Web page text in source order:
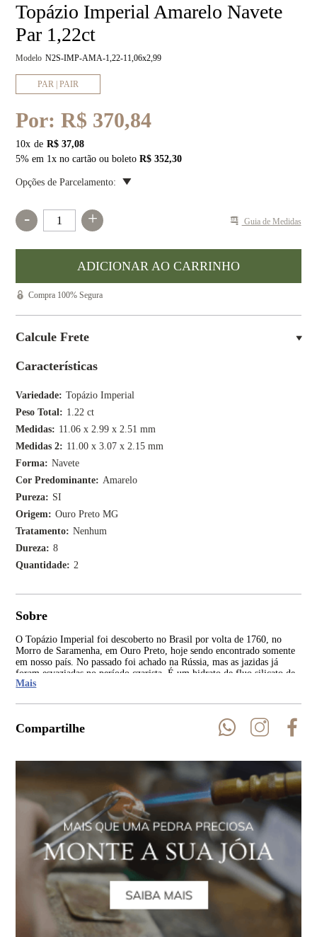
Características
Variedade
Topázio Imperial
Peso Total
1.22 ct
Medidas
11.06 x 2.99 x 2.51 mm
Medidas 2
11.00 x 3.07 x 2.15 mm
Forma
Navete
Cor Predominante
Amarelo
Pureza
SI
Origem
Ouro Preto MG
Tratamento
Nenhum
Dureza
8
Quantidade
2
Sobre
O Topázio Imperial foi descoberto no Brasil por volta de 1760, no
Morro de Saramenha, em Ouro Preto, hoje sendo encontrado somente
em nosso país. No passado foi achado na Rússia, mas as jazidas já
foram esvaziadas no período czarista. É um hidrato de fluo silicato de
alumínio que tem sua coloração devido ao ferro e cromo.
Mais
Compartilhe
Topázio Imperial Amarelo Navete
Par 1,22ct
Modelo N2S-IMP-AMA-1,22-11,06x2,99
PAR | PAIR
Por:R$ 370,84
10x
R$ 37,08
5% em 1x no cartão ou boletoR$ 352,30
Opções de Parcelamento:
- + Guia de Medidas
Compra 100% Segura
Calcule Frete